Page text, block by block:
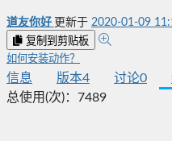
道友你好 更新于 2020-01-09
复制到剪贴板
如何安装动作？
信息 版本4 讨论0
总使用(次)： 7489